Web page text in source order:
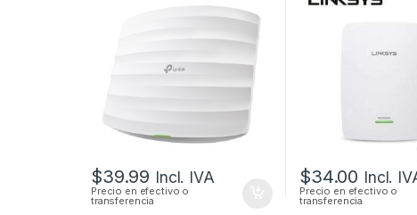
300MBPS SOPORTA
POE DE TECHO
$39.99 Incl. IVA
Precio en efectivo o
transferencia
$34.00 Incl.
Precio en efectivo o
transferencia